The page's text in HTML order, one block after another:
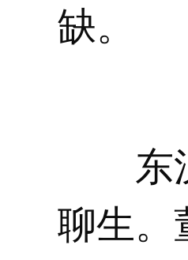
缺。
东汉
聊生。